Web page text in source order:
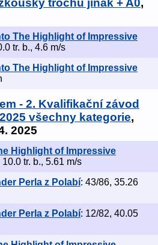
trochu jinak + A0,
The Highlight of Impressive
tr. b., 4.6 m/s
The Highlight of Impressive
- 2. Kvalifikační závod
všechny kategorie,
2025
Highlight of Impressive
tr. b., 5.61 m/s
Perla z Polabí: 43/86, 35.26
Perla z Polabí: 12/82, 40.05